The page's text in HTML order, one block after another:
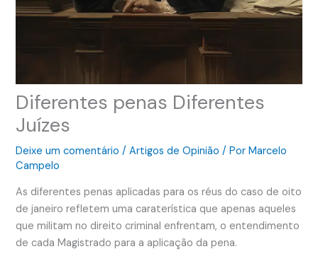
Diferentes penas Diferentes
Juízes
Deixe um comentário /Artigos de Opinião / PorMarcelo
Campelo
As diferentes penas aplicadas para os réus do caso de oito
de janeiro refletem uma caraterística que apenas aqueles
que militam no direito criminal enfrentam, o entendimento
de cada Magistrado para a aplicação da pena.